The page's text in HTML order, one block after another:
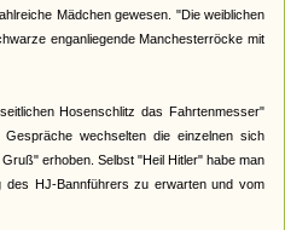
Mädchen gewesen. "Die weiblichen
enganliegende Manchesterröcke mit
Hosenschlitz das Fahrtenmesser"
wechselten die einzelnen sich
erhoben. Selbst "Heil Hitler" habe man
des HJ-Bannführers zu erwarten und vom